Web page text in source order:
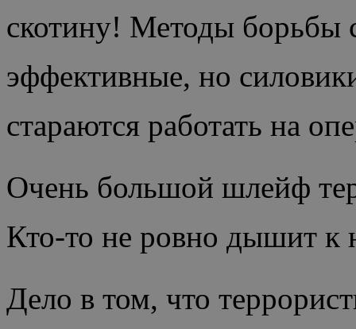
скотину! Методы борьбы
эффективные, но
стараются работать на
Очень большой шлейф
Кто-то не ровно дышит
Дело в том, что